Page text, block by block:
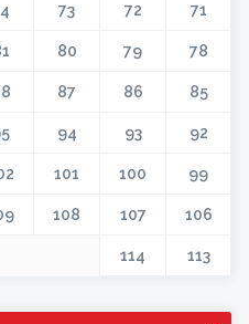
71
72
73
78
79
80
85
86
87
92
93
94
99
100
101
106
107
108
113
114